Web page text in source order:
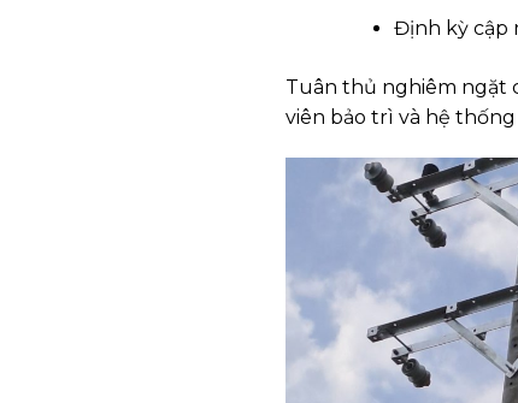
Định kỳ cập
Tuân thủ nghiêm ngặt
viên bảo trì và hệ thống